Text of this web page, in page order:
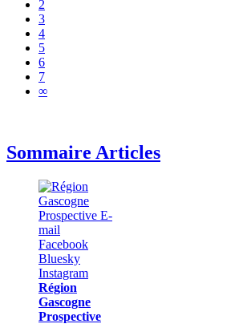
2
3
4
5
6
7
∞
Sommaire Articles
Région
Gascogne
Prospective